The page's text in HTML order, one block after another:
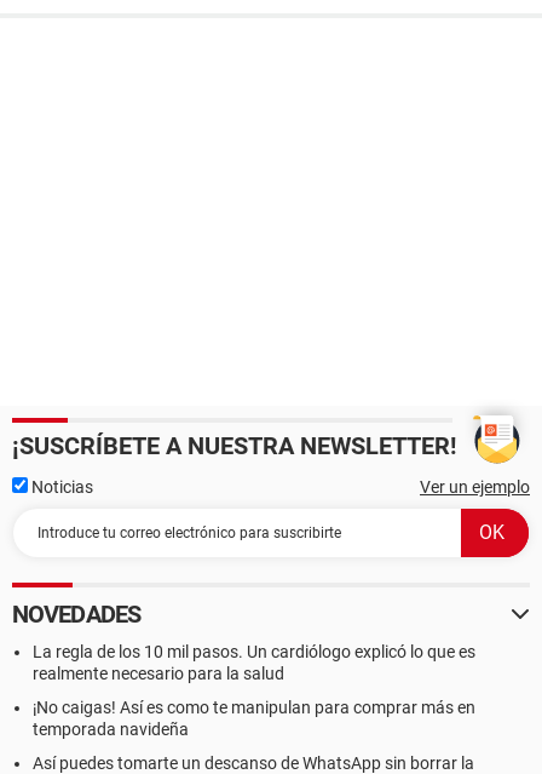
¡SUSCRÍBETE A NUESTRA NEWSLETTER!
Noticias Ver un ejemplo
NOVEDADES
La regla de los 10 mil pasos. Un cardiólogo explicó lo que es
realmente necesario para la salud
¡No caigas! Así es como te manipulan para comprar más en
temporada navideña
Así puedes tomarte un descanso de WhatsApp sin borrar la